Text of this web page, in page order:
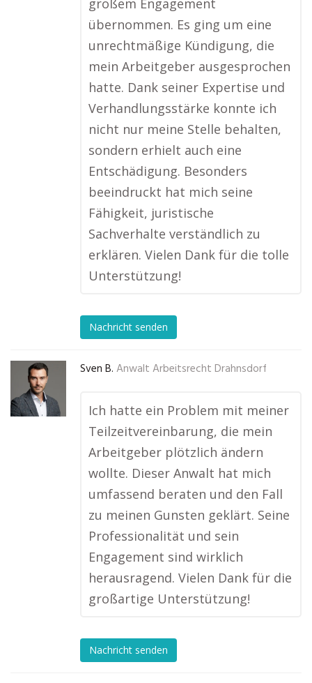
großem Engagement
übernommen. Es ging um eine
unrechtmäßige Kündigung, die
mein Arbeitgeber ausgesprochen
hatte. Dank seiner Expertise und
Verhandlungsstärke konnte ich
nicht nur meine Stelle behalten,
sondern erhielt auch eine
Entschädigung. Besonders
beeindruckt hat mich seine
Fähigkeit, juristische
Sachverhalte verständlich zu
erklären. Vielen Dank für die tolle
Unterstützung!
Nachricht senden
Sven B. Anwalt Arbeitsrecht Drahnsdorf
Ich hatte ein Problem mit meiner
Teilzeitvereinbarung, die mein
Arbeitgeber plötzlich ändern
wollte. Dieser Anwalt hat mich
umfassend beraten und den Fall
zu meinen Gunsten geklärt. Seine
Professionalität und sein
Engagement sind wirklich
herausragend. Vielen Dank für die
großartige Unterstützung!
Nachricht senden